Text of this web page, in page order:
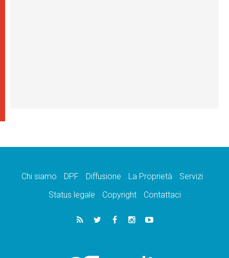
Chi siamo DPF Diffusione La Proprietà
Servizi
Status legale
Copyright Contattaci